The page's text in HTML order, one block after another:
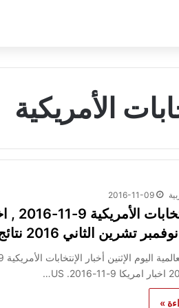
الأمريكية
2016-11-09
»